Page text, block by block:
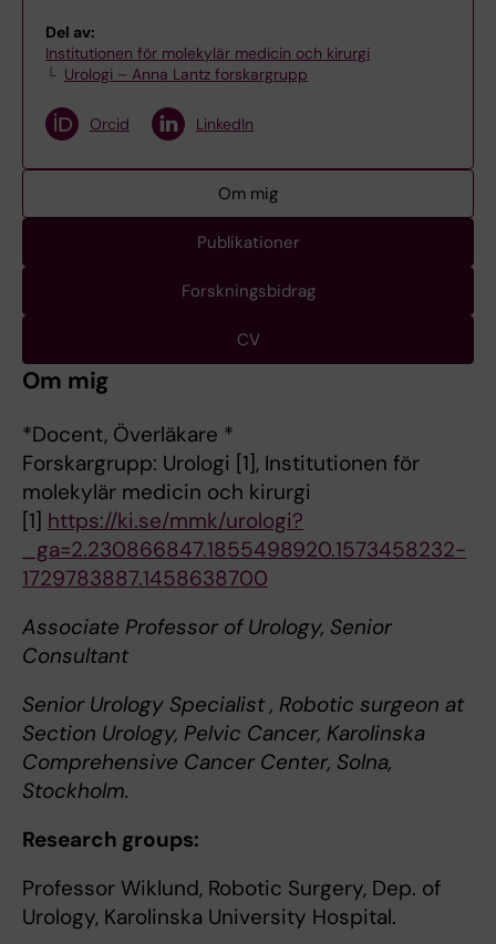
Del av:
Institutionen för molekylär medicin och kirurgi
Urologi – Anna Lantz forskargrupp
Orcid LinkedIn
Om mig
Publikationer
Forskningsbidrag
CV
Om mig
*Docent, Överläkare *
Forskargrupp: Urologi [1], Institutionen för
molekylär medicin och kirurgi
[1] https://ki.se/mmk/urologi?
_ga=2.230866847.1855498920.1573458232-
1729783887.1458638700
Associate Professor of Urology, Senior
Consultant
Senior Urology Specialist , Robotic surgeon at
Section Urology, Pelvic Cancer, Karolinska
Comprehensive Cancer Center, Solna,
Stockholm.
Research groups:
Professor Wiklund, Robotic Surgery, Dep. of
Urology, Karolinska University Hospital.